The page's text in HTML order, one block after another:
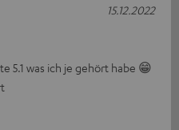
5.1 was ich je gehört habe 😁
15.12.2022